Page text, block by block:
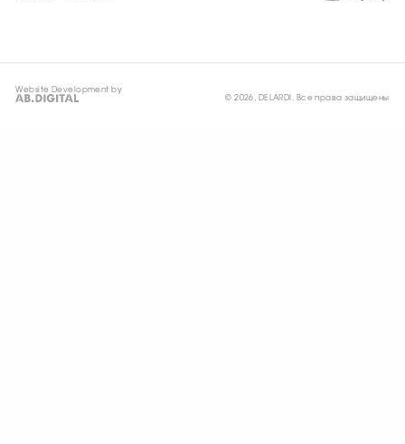
Website Development by
© 2026, DELARDI. Все права защищены